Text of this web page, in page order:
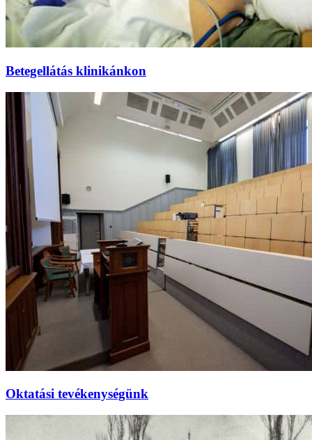
Betegellátás klinikánkon
Oktatási tevékenységünk